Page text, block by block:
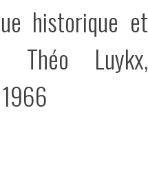
historique et
Théo Luykx,